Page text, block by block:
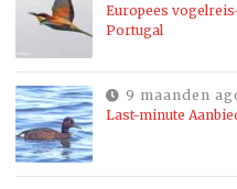
Europees
Portugal
9 maanden
Last-minute